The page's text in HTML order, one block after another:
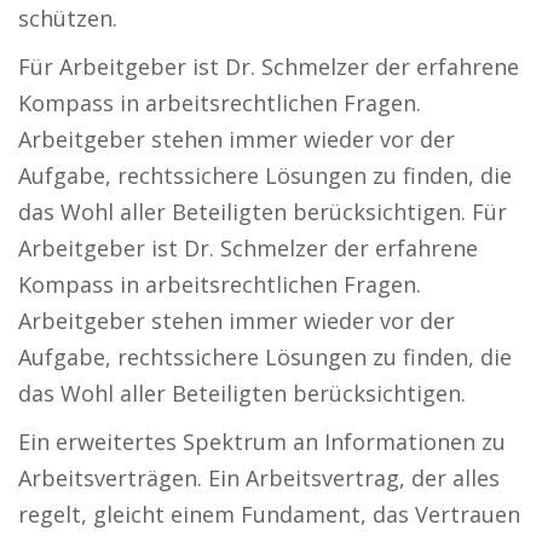
schützen.
Für Arbeitgeber ist Dr. Schmelzer der erfahrene
Kompass in arbeitsrechtlichen Fragen.
Arbeitgeber stehen immer wieder vor der
Aufgabe, rechtssichere Lösungen zu finden, die
das Wohl aller Beteiligten berücksichtigen. Für
Arbeitgeber ist Dr. Schmelzer der erfahrene
Kompass in arbeitsrechtlichen Fragen.
Arbeitgeber stehen immer wieder vor der
Aufgabe, rechtssichere Lösungen zu finden, die
das Wohl aller Beteiligten berücksichtigen.
Ein erweitertes Spektrum an Informationen zu
Arbeitsverträgen. Ein Arbeitsvertrag, der alles
regelt, gleicht einem Fundament, das Vertrauen